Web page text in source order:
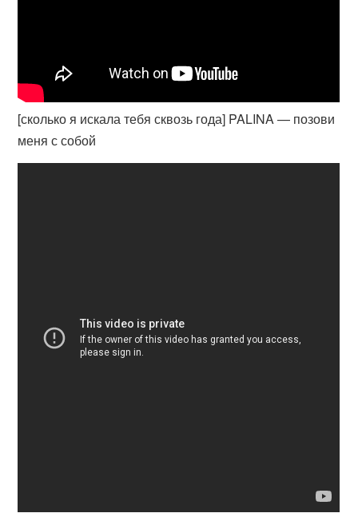
[сколько я искала тебя сквозь года] PALINA — позови
меня с собой